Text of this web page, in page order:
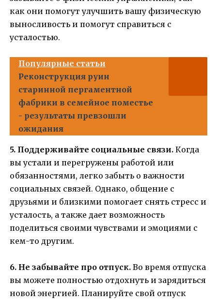
как они помогут улучшить вашу физическую
выносливость и помогут справиться с
усталостью.
Популярные статьи
Реконструкция руин
старинной пергаментной
фабрики в семейное поместье
- результаты превзошли
ожидания
5. Поддерживайте социальные связи. Когда
вы устали и перегружены работой или
обязанностями, легко забыть о важности
социальных связей. Однако, общение с
друзьями и близкими помогает снять стресс и
усталость, а также дает возможность
поделиться своими чувствами и эмоциями с
кем-то другим.
6. Не забывайте про отпуск. Во время отпуска
вы можете полностью отдохнуть и зарядиться
новой энергией. Планируйте свой отпуск